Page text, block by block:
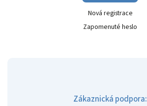
Zákaznická podpora:
Nová registrace
Zapomenuté heslo